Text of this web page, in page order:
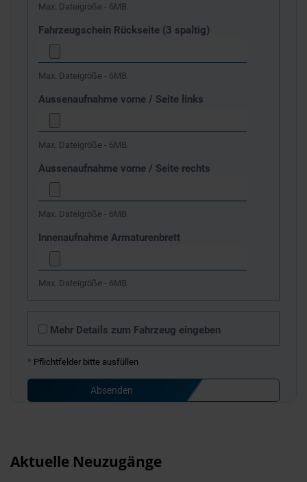
Max. Dateigröße - 6MB.
Fahrzeugschein Rückseite (3 spaltig)
Max. Dateigröße - 6MB.
Aussenaufnahme vorne / Seite links
Max. Dateigröße - 6MB.
Aussenaufnahme vorne / Seite rechts
Max. Dateigröße - 6MB.
Innenaufnahme Armaturenbrett
Max. Dateigröße - 6MB.
Mehr Details zum Fahrzeug eingeben
* Pflichtfelder bitte ausfüllen
Absenden
Aktuelle Neuzugänge